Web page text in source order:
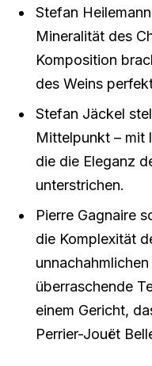
Stefan
Mineralität des
Komposition
des Weins
Stefan Jäckel
Mittelpunkt – mit
die die Eleganz
unterstrichen.
Pierre Gagnaire
die Komplexität
überraschende
einem Gericht,
Perrier-Jouët